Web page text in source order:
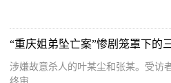
“重庆姐弟坠亡案”惨剧笼罩下的
涉嫌故意杀人的叶某尘和张某。受访